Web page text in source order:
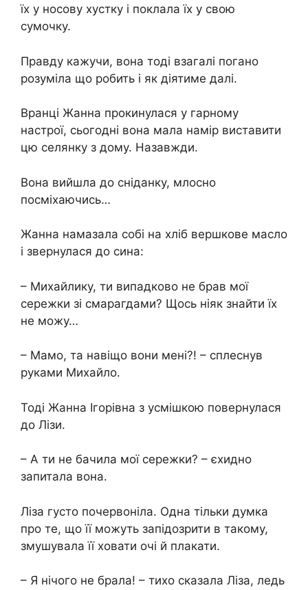
їх у носову хустку і поклала їх у свою
сумочку.
Правду кажучи, вона тоді взагалі погано
розуміла що робить і як діятиме далі.
Вранці Жанна прокинулася у гарному
настрої, сьогодні вона мала намір виставити
цю селянку з дому. Назавжди.
Вона вийшла до сніданку, млосно
посміхаючись…
Жанна намазала собі на хліб вершкове масло
і звернулася до сина:
– Михайлику, ти випадково не брав мої
сережки зі смарагдами? Щось ніяк знайти їх
не можу…
– Мамо, та навіщо вони мені?! – сплеснув
руками Михайло.
Тоді Жанна Ігорівна з усмішкою повернулася
до Лізи.
– А ти не бачила мої сережки? – єхидно
запитала вона.
Ліза густо почервоніла. Одна тільки думка
про те, що її можуть запідозрити в такому,
змушувала її ховати очі й плакати.
– Я нічого не брала! – тихо сказала Ліза, ледь